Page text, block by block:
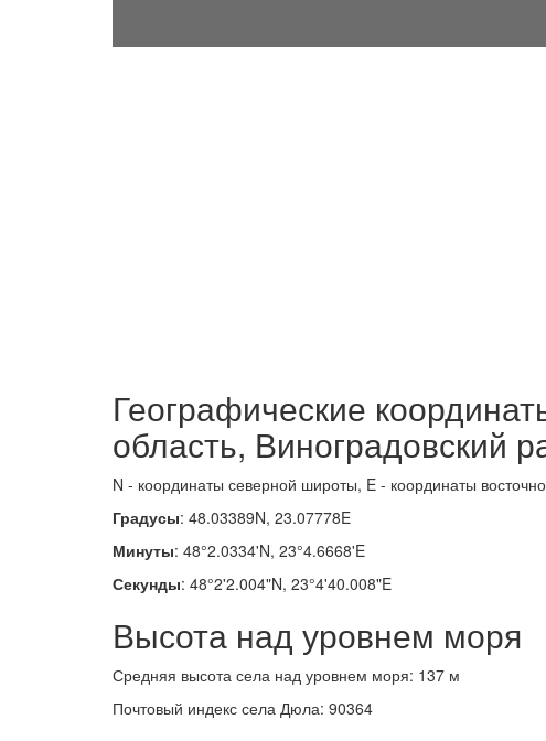
Географические
область, Виноградовский
N - координаты северной широты, E - координаты
Градусы: 48.03389N, 23.07778E
Минуты: 48°2.0334'N, 23°4.6668'E
Секунды: 48°2'2.004"N, 23°4'40.008"E
Высота над уровнем моря
Средняя высота села над уровнем моря: 137 м
Почтовый индекс села Дюла: 90364